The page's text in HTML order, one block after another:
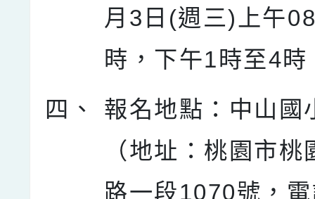
月3日(週三)上午
時，下午1時至4時
四、
報名地點：中山國
（地址：桃園市
路一段1070號，